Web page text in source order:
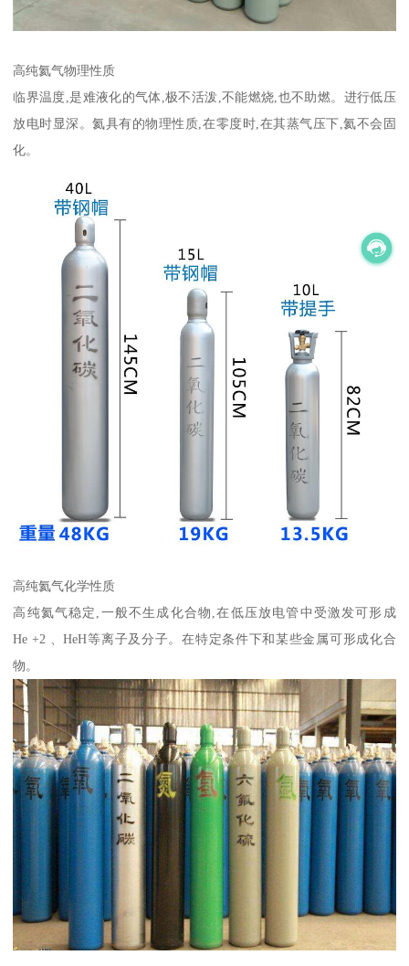
高纯氦气物理性质
临界温度,是难液化的气体,极不活泼,不能燃烧,也不助燃。进行低压
放电时显深。氦具有的物理性质,在零度时,在其蒸气压下,氦不会固
化。
高纯氦气化学性质
高纯氦气稳定,一般不生成化合物,在低压放电管中受激发可形成
He +2 、HeH等离子及分子。在特定条件下和某些金属可形成化合
物。